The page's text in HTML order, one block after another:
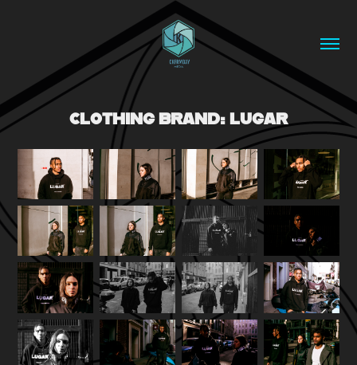
CLOTHING BRAND: LUGAR